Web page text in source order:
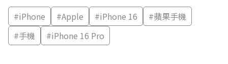
#iPhone #Apple #iPhone 16 #蘋果手機
#手機 #iPhone 16 Pro